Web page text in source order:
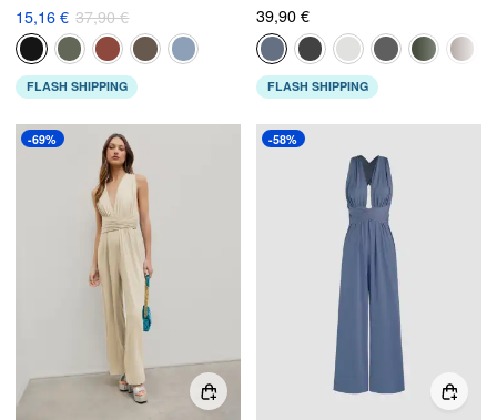
15,16 € 37,90 €
FLASH SHIPPING
39,90 €
FLASH SHIPPING
-69% -58%